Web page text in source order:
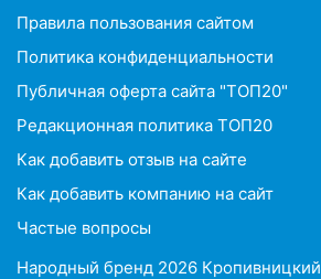
Правила пользования сайтом
Политика конфиденциальности
Публичная оферта сайта "ТОП20"
Редакционная политика ТОП20
Как добавить отзыв на сайте
Как добавить компанию на сайт
Частые вопросы
Народный бренд 2026 Кропивницкий